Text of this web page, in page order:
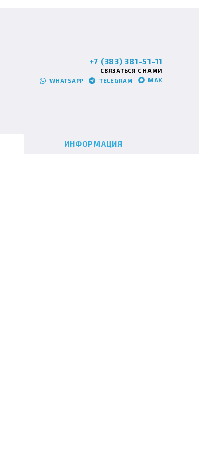
+7 (383) 381-51-11
СВЯЗАТЬСЯ С НАМИ
WHATSAPP
TELEGRAM MAX
ИНФОРМАЦИЯ